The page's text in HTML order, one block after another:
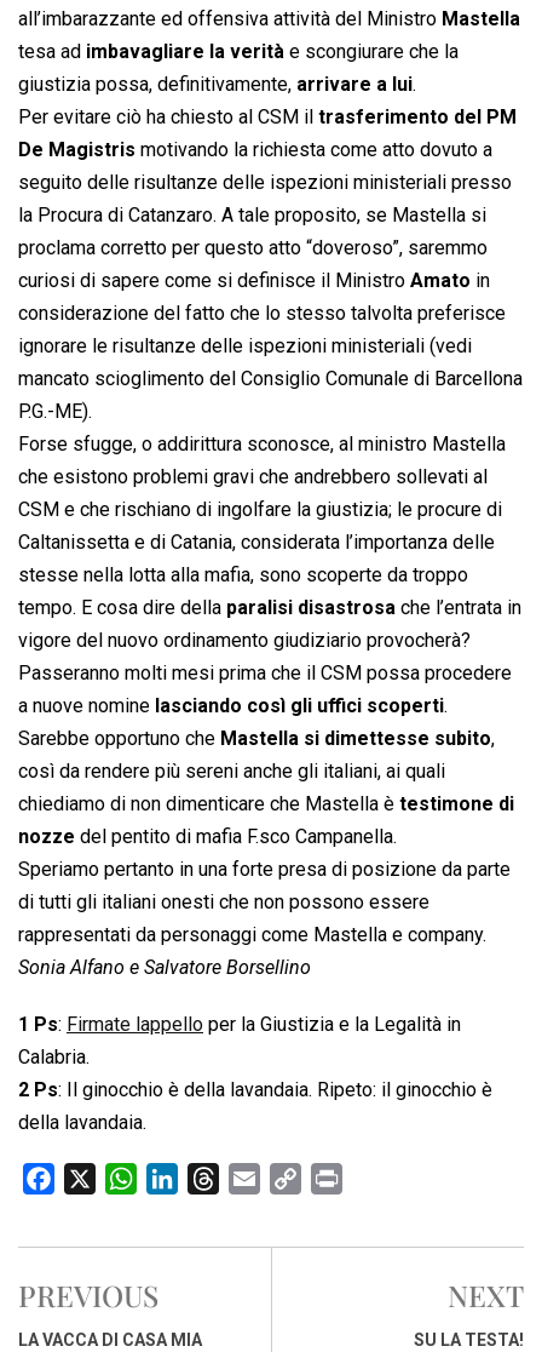
all’imbarazzante ed offensiva attività del Ministro Mastella
tesa ad imbavagliare la verità e scongiurare che la
giustizia possa, definitivamente, arrivare a lui.
Per evitare ciò ha chiesto al CSM il trasferimento del PM
De Magistris motivando la richiesta come atto dovuto a
seguito delle risultanze delle ispezioni ministeriali presso
la Procura di Catanzaro. A tale proposito, se Mastella si
proclama corretto per questo atto “doveroso”, saremmo
curiosi di sapere come si definisce il Ministro Amato in
considerazione del fatto che lo stesso talvolta preferisce
ignorare le risultanze delle ispezioni ministeriali (vedi
mancato scioglimento del Consiglio Comunale di Barcellona
P.G.-ME).
Forse sfugge, o addirittura sconosce, al ministro Mastella
che esistono problemi gravi che andrebbero sollevati al
CSM e che rischiano di ingolfare la giustizia; le procure di
Caltanissetta e di Catania, considerata l’importanza delle
stesse nella lotta alla mafia, sono scoperte da troppo
tempo. E cosa dire della paralisi disastrosa che l’entrata in
vigore del nuovo ordinamento giudiziario provocherà?
Passeranno molti mesi prima che il CSM possa procedere
a nuove nomine lasciando così gli uffici scoperti.
Sarebbe opportuno che Mastella si dimettesse subito,
così da rendere più sereni anche gli italiani, ai quali
chiediamo di non dimenticare che Mastella è testimone di
nozze del pentito di mafia F.sco Campanella.
Speriamo pertanto in una forte presa di posizione da parte
di tutti gli italiani onesti che non possono essere
rappresentati da personaggi come Mastella e company.
Sonia Alfano e Salvatore Borsellino
1 Ps: Firmate lappello per la Giustizia e la Legalità in
Calabria.
2 Ps: Il ginocchio è della lavandaia. Ripeto: il ginocchio è
della lavandaia.
c
b
o
W
a
s
A
n
d
r
a
p
i
PREVIOUS
LA VACCA DI CASA MIA
NEXT
SU LA TESTA!